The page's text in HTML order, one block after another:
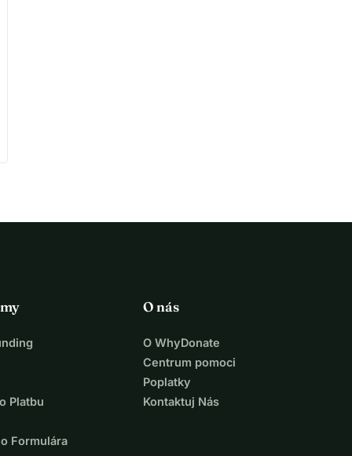
Platbu
Formulára
O nás
O WhyDonate
Centrum pomoci
Poplatky
Kontaktuj Nás